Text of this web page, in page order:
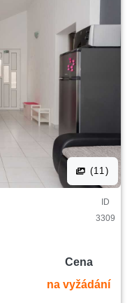
(11)
ID
3309
Cena
na vyžádání